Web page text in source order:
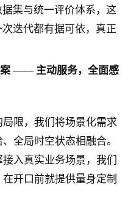
集与统一评价体系，这
迭代都有据可依，真正
案 —— 主动服务，全面感
限，我们将场景化需求
全局时空状态相融合。
入真实业务场景，我们
开口前就提供量身定制